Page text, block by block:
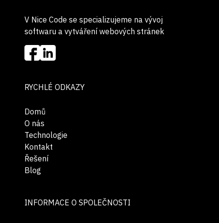
V Nice Code se specializujeme na vývoj
softwaru a vytváření webových stránek
RYCHLÉ ODKAZY
Domů
O nás
Technologie
Kontakt
Řešení
Blog
INFORMACE O SPOLEČNOSTI